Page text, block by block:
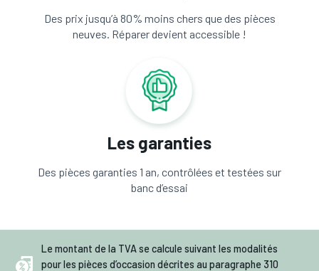
Des prix jusqu’à 80% moins chers que des pièces
neuves. Réparer devient accessible !
Les garanties
Des pièces garanties 1 an, contrôlées et testées sur
banc d’essai
Le montant de la TVA se calcule suivant les modalités
pour les pièces d’occasion décrites au paragraphe 310